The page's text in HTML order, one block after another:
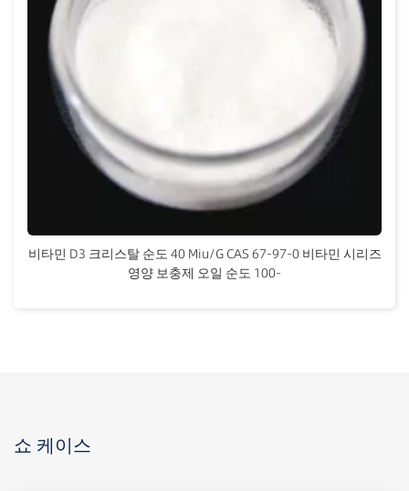
비타민 D3 크리스탈 순도 40 Miu/G CAS 67-97-0 비타민 시리즈
영양 보충제 오일 순도 100-
쇼 케이스